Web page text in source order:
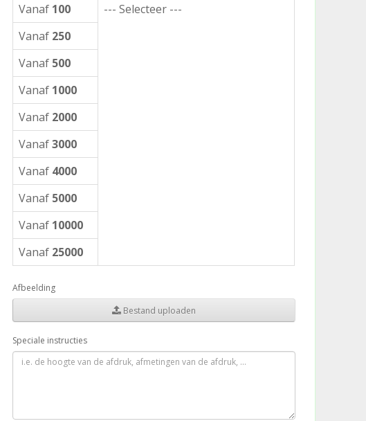
Vanaf 100
--- Selecteer ---
Vanaf 250
Vanaf 500
Vanaf 1000
Vanaf 2000
Vanaf3000
Vanaf 4000
Vanaf 5000
Vanaf 10000
Vanaf 25000
Afbeelding
Bestand uploaden
Speciale instructies